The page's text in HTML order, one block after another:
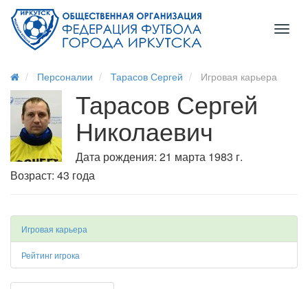
Персоналии Тарасов Сергей Игровая карьера
Тарасов Сергей
Николаевич
Дата рождения: 21 марта 1983 г.
Возраст: 43 года
Игровая карьера
Рейтинг игрока